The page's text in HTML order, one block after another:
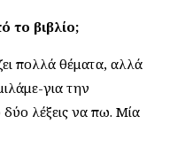
το βιβλίο;
πολλά θέματα, αλλά
για την
λέξεις να πω. Μία